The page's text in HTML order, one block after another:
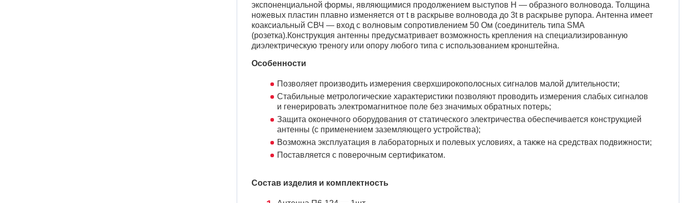
экспоненциальной формы, являющимися продолжением выступов Н — образного волновода. Толщина
ножевых пластин плавно изменяется от t в раскрыве волновода до 3t в раскрыве рупора. Антенна имеет
коаксиальный СВЧ — вход с волновым сопротивлением 50 Ом (соединитель типа SMA
(розетка).Конструкция антенны предусматривает возможность крепления на специализированную
диэлектрическую треногу или опору любого типа с использованием кронштейна.
Особенности
Позволяет производить измерения сверхширокополосных сигналов малой длительности;
Стабильные метрологические характеристики позволяют проводить измерения слабых сигналов
и генерировать электромагнитное поле без значимых обратных потерь;
Защита оконечного оборудования от статического электричества обеспечивается конструкцией
антенны (с применением заземляющего устройства);
Возможна эксплуатация в лабораторных и полевых условиях, а также на средствах подвижности;
Поставляется с поверочным сертификатом.
Состав изделия и комплектность